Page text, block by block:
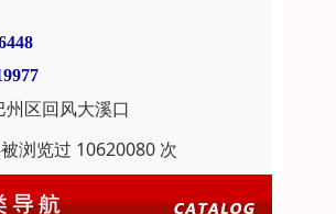
州区回风大溪口
浏览过 10620080 次